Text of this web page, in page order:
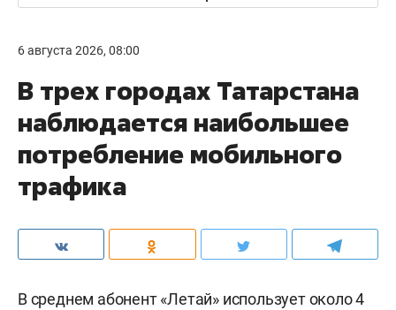
6 августа 2026, 08:00
В трех городах Татарстана
наблюдается наибольшее
потребление мобильного
трафика
В среднем абонент «Летай» использует около 4